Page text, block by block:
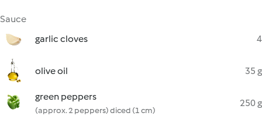
Sauce
garlic cloves
4
olive oil 35 g
green peppers
(approx. 2 peppers) diced (1 cm)
250 g